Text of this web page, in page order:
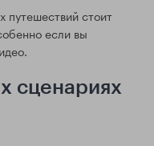
стоит
если вы
сценариях